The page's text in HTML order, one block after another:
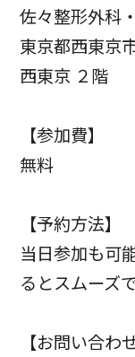
佐々整形外科
東京都西東京
西東京 ２階
【参加費】
無料
【予約方法】
当日参加も可
るとスムーズ
【お問い合わせ